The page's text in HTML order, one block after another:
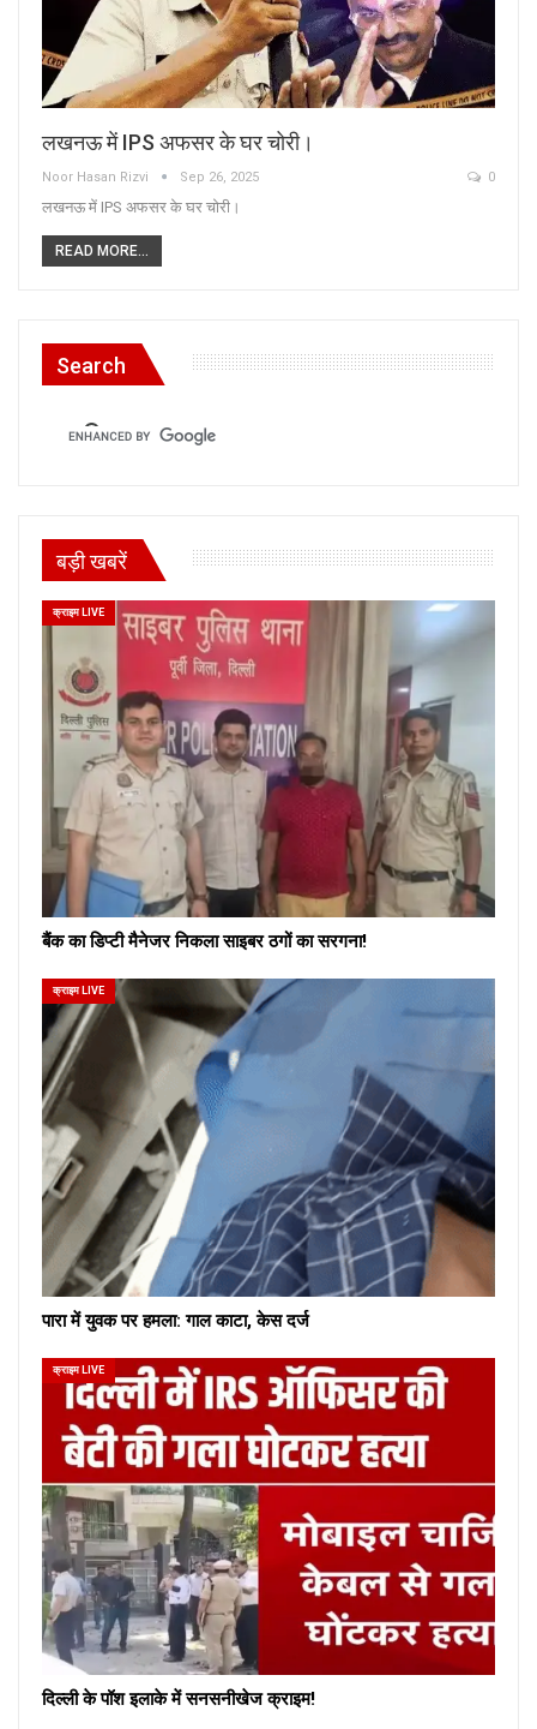
लखनऊ में IPS अफसर के घर चोरी।
Noor Hasan Rizvi Sep 26, 2025 0
लखनऊ में IPS अफसर के घर चोरी।
READ MORE...
Search
बड़ी खबरें
क्राइम LIVE
बैंक का डिप्टी मैनेजर निकला साइबर ठगों का सरगना!
क्राइम LIVE
पारा में युवक पर हमला: गाल काटा, केस दर्ज
क्राइम LIVE
दिल्ली के पॉश इलाके में सनसनीखेज क्राइम!